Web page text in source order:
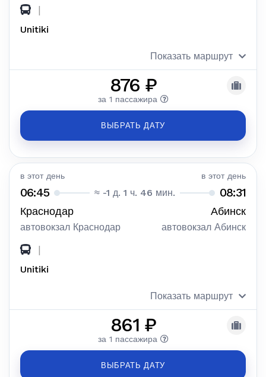
|
Unitiki
Показать маршрут
876 ₽
за 1 пассажира
ВЫБРАТЬ ДАТУ
в этот день в этот день
06:45 ≈ -1 д. 1 ч. 46 мин. 08:31
Краснодар Абинск
автовокзал Краснодар автовокзал Абинск
|
Unitiki
Показать маршрут
861 ₽
за 1 пассажира
ВЫБРАТЬ ДАТУ